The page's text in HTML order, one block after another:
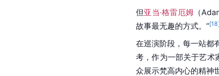
但亚当·格雷厄姆 （
故事最无趣的方式。”[18
在巡演阶段，每一站都
考，作为一部关于艺
众展示梵高内心的精神